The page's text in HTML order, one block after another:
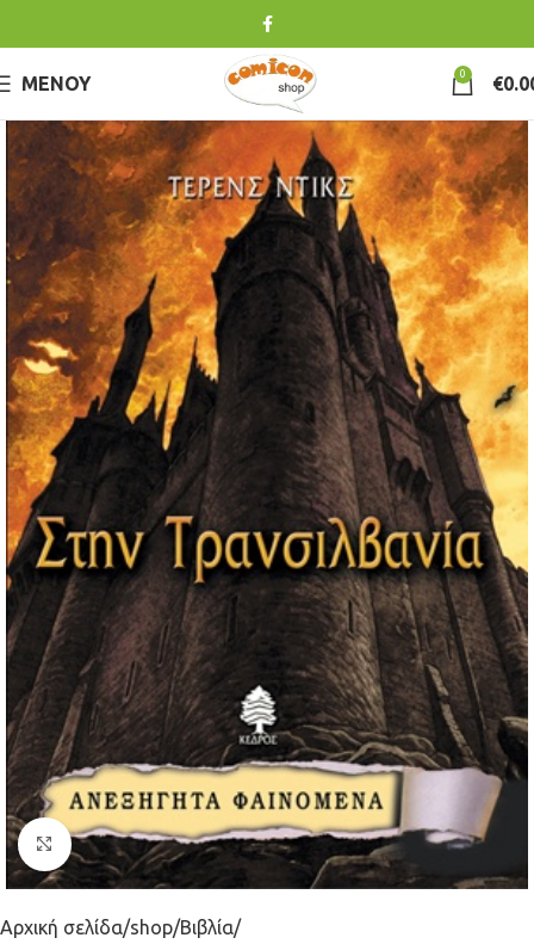
ΜΕΝΟΎ 0 €
Κλικ για μεγέθυνση
Αρχική σελίδα shop Βιβλία